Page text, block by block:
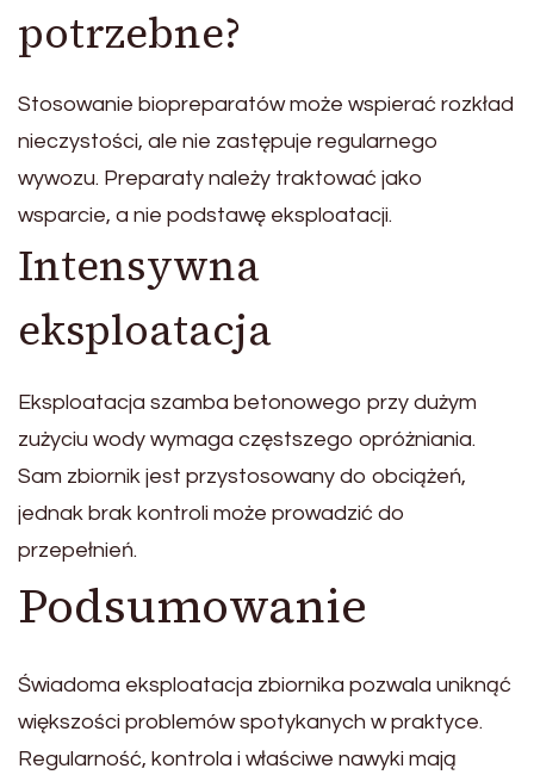
potrzebne?
Stosowanie biopreparatów może wspierać rozkład
nieczystości, ale nie zastępuje regularnego
wywozu. Preparaty należy traktować jako
wsparcie, a nie podstawę eksploatacji.
Intensywna
eksploatacja
Eksploatacja szamba betonowego przy dużym
zużyciu wody wymaga częstszego opróżniania.
Sam zbiornik jest przystosowany do obciążeń,
jednak brak kontroli może prowadzić do
przepełnień.
Podsumowanie
Świadoma eksploatacja zbiornika pozwala uniknąć
większości problemów spotykanych w praktyce.
Regularność, kontrola i właściwe nawyki mają